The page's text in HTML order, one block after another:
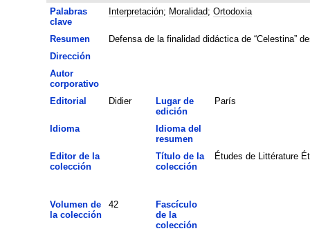
Palabras
clave
Interpretación; Moralidad; Ortodoxia
Resumen
Defensa de la finalidad didáctica de “Celestina”
Dirección
Autor
corporativo
Editorial
Didier
Lugar de
edición
París
Idioma
Idioma del
resumen
Editor de la
colección
Título de la
colección
Études de Littérature
Volumen de
la colección
42
Fascículo
de la
colección